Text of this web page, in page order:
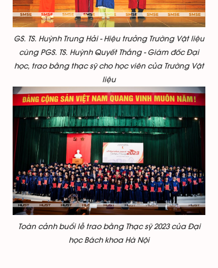
GS. TS. Huỳnh Trung Hải - Hiệu trưởng Trường Vật liệu
cùng PGS. TS. Huỳnh Quyết Thắng - Giám đốc Đại
học, trao bằng thạc sỹ cho học viên của Trường Vật
liệu
Toàn cảnh buổi lễ trao bằng Thạc sỹ 2023 của Đại
học Bách khoa Hà Nội